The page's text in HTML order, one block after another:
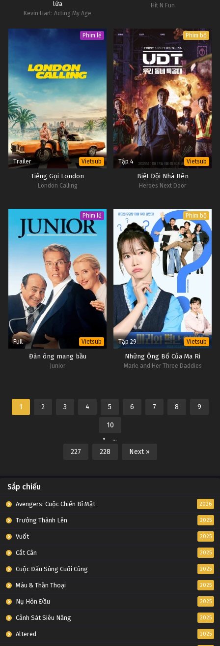
lứa
Kevin Hart: Acting My Age
Hit N Fun
Phim lẻ
Trailer Vietsub
Tiếng Gọi London
London Calling
Phim bộ
Tập 4 Vietsub
Biệt Đội Nhà Bên
Heroes Next Door
Phim lẻ
Full Vietsub
Đàn ông mang bầu
Junior
Phim bộ
Tập 29 Vietsub
Những Ông Bố Của Ma Ri
Marie and Her Three Daddies
1 2 3 4 5 6 7 8 9
10
...
227
228 Next »
Sắp chiếu
Avengers: Cuộc Chiến Bí Mật 2026
Trưởng Thành Lên 2025
Vuốt 2025
Cắt Cân 2025
Cuộc Đấu Súng Cuối Cùng 2025
Máu & Thần Thoại 2025
Nụ Hôn Đầu 2025
Cảnh Sát Siêu Năng 2025
Altered 2025